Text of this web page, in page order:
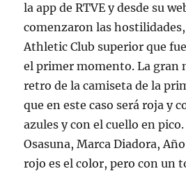
la app de RTVE y desde su
comenzaron las
Athletic Club superior que
el primer momento. La gran
retro de la camiseta de la
que en este caso será roja y
azules y con el cuello en
Osasuna, Marca Diadora,
rojo es el color, pero con un